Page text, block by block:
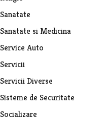
Sanatate
Sanatate si Medicina
Service Auto
Servicii
Servicii Diverse
Sisteme de Securitate
Socializare